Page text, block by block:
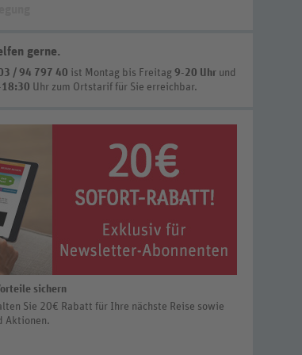
gerne.
/ 94 797 40 ist Montag bis Freitag 9-20 Uhr und
Uhr zum Ortstarif für Sie erreichbar.
sichern
Sie 20€ Rabatt für Ihre nächste Reise sowie
Aktionen.